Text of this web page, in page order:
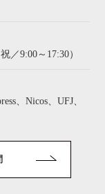
／9:00～17:30）
、Nicos、UFJ、